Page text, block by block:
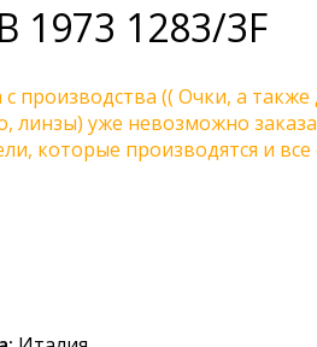
1973 1283/3F
производства (( Очки, а
линзы) уже невозможно
которые производятся и